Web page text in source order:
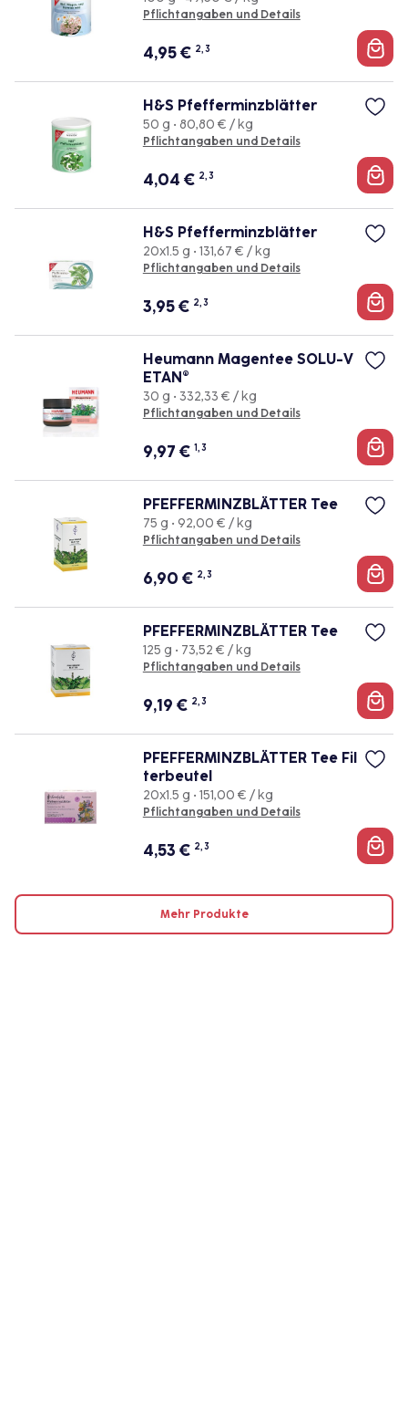
Pflichtangaben und Details
4,95€ 2, 3
H&S Pfefferminzblätter
50 g • 80,80 € / kg
Pflichtangaben und Details
4,04 € 2, 3
H&S Pfefferminzblätter
20x1.5 g • 131,67 € / kg
Pflichtangaben und Details
3,95€ 2, 3
Heumann Magentee SOLU-V
ETAN®
30 g • 332,33 € / kg
Pflichtangaben und Details
9,97 € 1, 3
PFEFFERMINZBLÄTTER Tee
75 g • 92,00 € / kg
Pflichtangaben und Details
6,90 € 2, 3
PFEFFERMINZBLÄTTER Tee
125 g • 73,52 € / kg
Pflichtangaben und Details
9,19 € 2, 3
PFEFFERMINZBLÄTTER Tee Fil
terbeutel
20x1.5 g • 151,00 € / kg
Pflichtangaben und Details
4,53 € 2, 3
Mehr Produkte